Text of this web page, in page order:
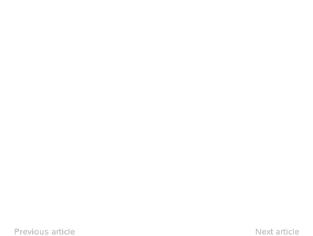
Previous article Next article